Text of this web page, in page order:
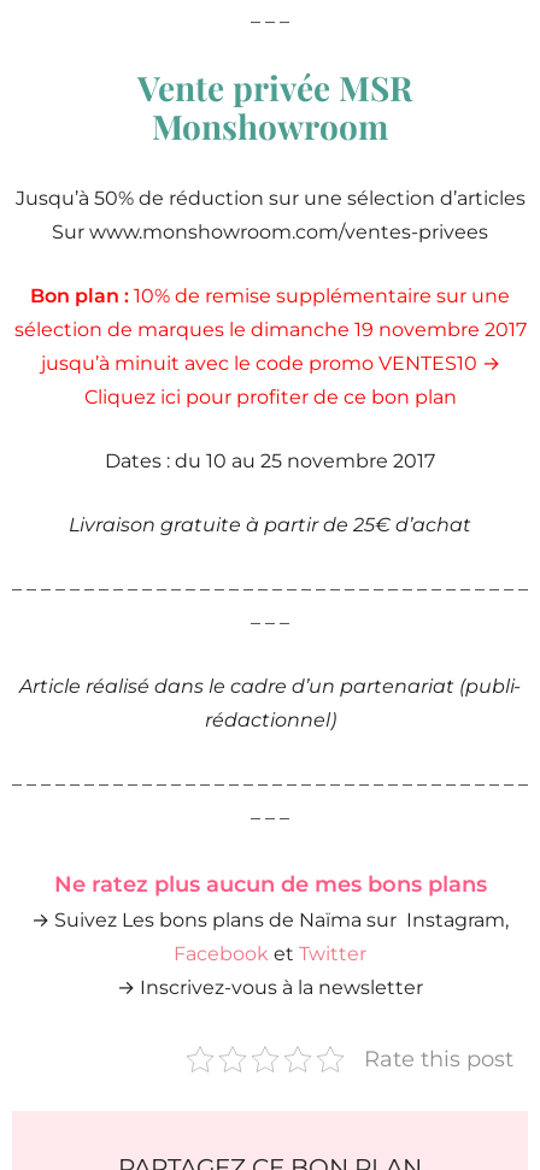
– – –
Vente privée MSR
Monshowroom
Jusqu’à 50% de réduction sur une sélection d’articles
Sur www.monshowroom.com/ventes-privees
Bon plan : 10% de remise supplémentaire sur une
sélection de marques le dimanche 19 novembre 2017
jusqu’à minuit avec le code promo VENTES10 →
Cliquez ici pour profiter de ce bon plan
Dates : du 10 au 25 novembre 2017
Livraison gratuite à partir de 25€ d’achat
– – – – – – – – – – – – – – – – – – – – – – – – – – – – – – – – – – – –
– – –
Article réalisé dans le cadre d’un partenariat (publi-
rédactionnel)
– – – – – – – – – – – – – – – – – – – – – – – – – – – – – – – – – – – –
– – –
Ne ratez plus aucun de mes bons plans
→ Suivez Les bons plans de Naïma sur Instagram,
Facebook et Twitter
→ Inscrivez-vous à la newsletter
Rate this post